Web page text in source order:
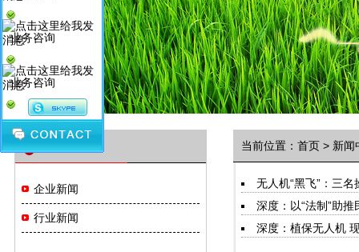
资讯分类
企业新闻
行业新闻
当前位置： 首页 > 新闻
无人机“黑飞”：三
深度：以“法制”助
深度：植保无人机
业务咨询
业务咨询